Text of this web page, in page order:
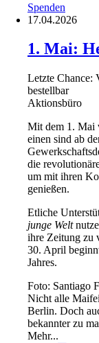
Spenden
17.04.2026
1. Mai:
Letzte Chance:
bestellbar
Aktionsbüro
Mit dem 1. Mai
einen sind ab
die
um mit ihren
genießen.
Etliche
junge Welt
ihre Zeitung zu
30. April
Jahres.
Foto: Santiago
Nicht alle
Berlin. Doch
bekannter zu
Mehr...